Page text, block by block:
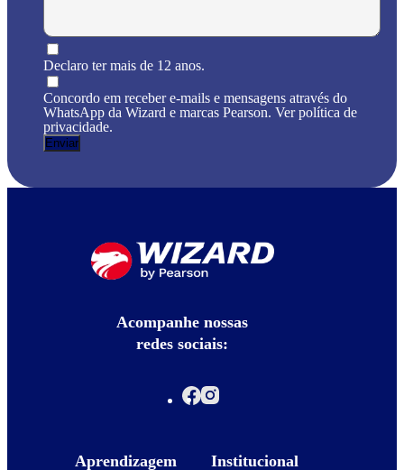
Declaro ter mais de 12 anos.
Concordo em receber e-mails e mensagens através do
WhatsApp da Wizard e marcas Pearson. Ver política de
privacidade.
Acompanhe nossas
redes sociais:
Aprendizagem Institucional